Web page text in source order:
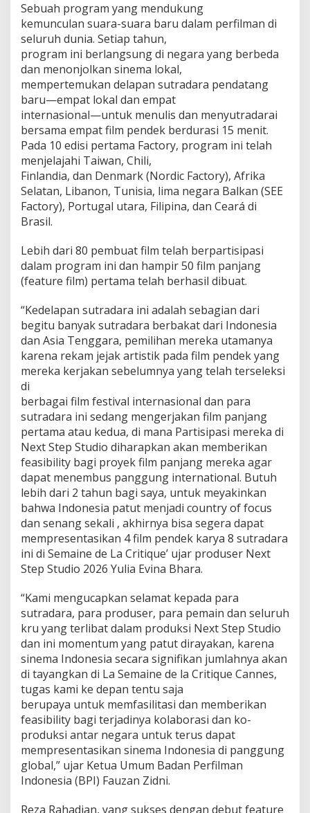
Sebuah program yang mendukung
kemunculan suara-suara baru dalam perfilman di
seluruh dunia. Setiap tahun,
program ini berlangsung di negara yang berbeda
dan menonjolkan sinema lokal,
mempertemukan delapan sutradara pendatang
baru—empat lokal dan empat
internasional—untuk menulis dan menyutradarai
bersama empat film pendek berdurasi 15 menit.
Pada 10 edisi pertama Factory, program ini telah
menjelajahi Taiwan, Chili,
Finlandia, dan Denmark (Nordic Factory), Afrika
Selatan, Libanon, Tunisia, lima negara Balkan (SEE
Factory), Portugal utara, Filipina, dan Ceará di
Brasil.
Lebih dari 80 pembuat film telah berpartisipasi
dalam program ini dan hampir 50 film panjang
(feature film) pertama telah berhasil dibuat.
“Kedelapan sutradara ini adalah sebagian dari
begitu banyak sutradara berbakat dari Indonesia
dan Asia Tenggara, pemilihan mereka utamanya
karena rekam jejak artistik pada film pendek yang
mereka kerjakan sebelumnya yang telah terseleksi
di
berbagai film festival internasional dan para
sutradara ini sedang mengerjakan film panjang
pertama atau kedua, di mana Partisipasi mereka di
Next Step Studio diharapkan akan memberikan
feasibility bagi proyek film panjang mereka agar
dapat menembus panggung international. Butuh
lebih dari 2 tahun bagi saya, untuk meyakinkan
bahwa Indonesia patut menjadi country of focus
dan senang sekali , akhirnya bisa segera dapat
mempresentasikan 4 film pendek karya 8 sutradara
ini di Semaine de La Critique’ ujar produser Next
Step Studio 2026 Yulia Evina Bhara.
“Kami mengucapkan selamat kepada para
sutradara, para produser, para pemain dan seluruh
kru yang terlibat dalam produksi Next Step Studio
dan ini momentum yang patut dirayakan, karena
sinema Indonesia secara signifikan jumlahnya akan
di tayangkan di La Semaine de la Critique Cannes,
tugas kami ke depan tentu saja
berupaya untuk memfasilitasi dan memberikan
feasibility bagi terjadinya kolaborasi dan ko-
produksi antar negara untuk terus dapat
mempresentasikan sinema Indonesia di panggung
global,” ujar Ketua Umum Badan Perfilman
Indonesia (BPI) Fauzan Zidni.
Reza Rahadian, yang sukses dengan debut feature